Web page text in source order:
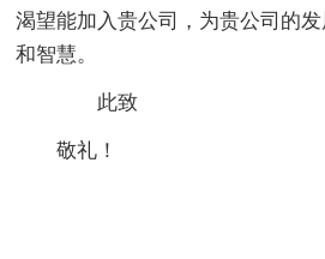
渴望能加入贵公司，为贵公司的
和智慧。
此致
敬礼！